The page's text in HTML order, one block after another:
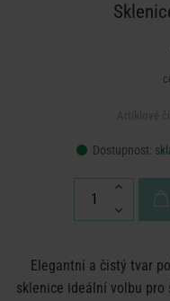
Dostupnost:
Elegantní a čistý tvar
sklenice ideální volbu pro